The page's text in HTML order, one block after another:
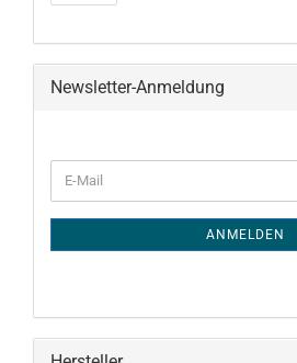
Newsletter-Anmeldung
ZUR
NEWSLETTER-
E-
Mail
ANMELDEN